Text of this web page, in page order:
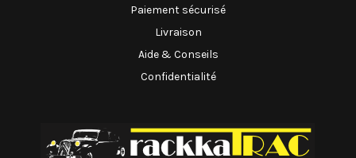
Paiement sécurisé
Livraison
Aide & Conseils
Confidentialité